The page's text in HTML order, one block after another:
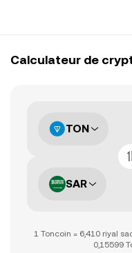
Calculateur de
TON
SAR
1 Toncoin = 6,410 riyal
0,15599